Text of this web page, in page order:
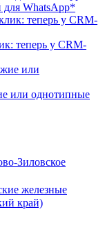
WhatsApp*
теперь у CRM-
или однотипные
Зиловское
железные
край)